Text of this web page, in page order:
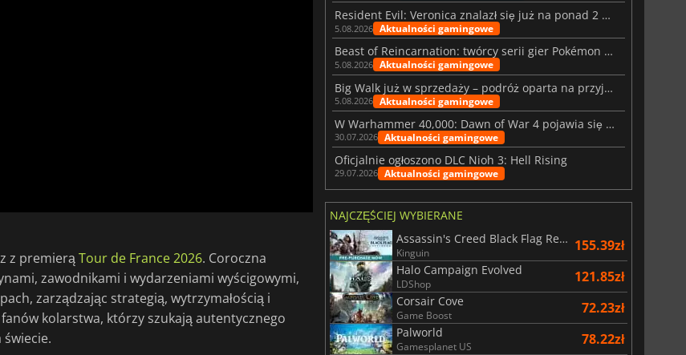
z premierąTour de France 2026. Coroczna
zawodnikami i wydarzeniami wyścigowymi,
zarządzając strategią, wytrzymałością i
kolarstwa, którzy szukają autentycznego
Resident Evil: Veronica znalazł się już na ponad 2 milionach list życzeń
5.08.2026 Aktualności gamingowe
Beast of Reincarnation: twórcy serii gier Pokémon wkraczają na nową ścieżkę
5.08.2026 Aktualności gamingowe
Big Walk już w sprzedaży – podróż oparta na przyjaźni
5.08.2026 Aktualności gamingowe
W Warhammer 40,000: Dawn of War 4 pojawia się frakcja Nekronów
30.07.2026 Aktualności gamingowe
Oficjalnie ogłoszono DLC Nioh 3: Hell Rising
29.07.2026 Aktualności gamingowe
NAJCZĘŚCIEJ WYBIERANE
Assassin's Creed Black Flag Resynced
Kinguin 155.39zł
Halo Campaign Evolved
LDShop 121.85zł
Corsair Cove
Game Boost 72.23zł
Palworld
Gamesplanet US 78.22zł